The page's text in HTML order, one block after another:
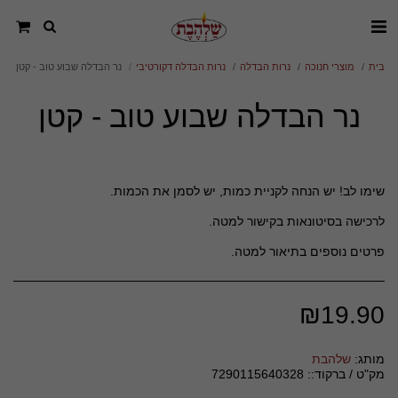
בית מוצרי חנוכה נרות הבדלה נרות הבדלה דקורטיבי נר הבדלה שבוע טוב - קטן
נר הבדלה שבוע טוב - קטן
פרטים נוספים בתיאור למטה.
₪19.90
מותג: שלהבת
מק"ט / ברקוד:: 7290115640328